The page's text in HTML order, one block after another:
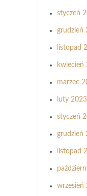
styczeń
grudzień
listopad
kwiecień
marzec
luty 2023
styczeń
grudzień
listopad
wrzesień